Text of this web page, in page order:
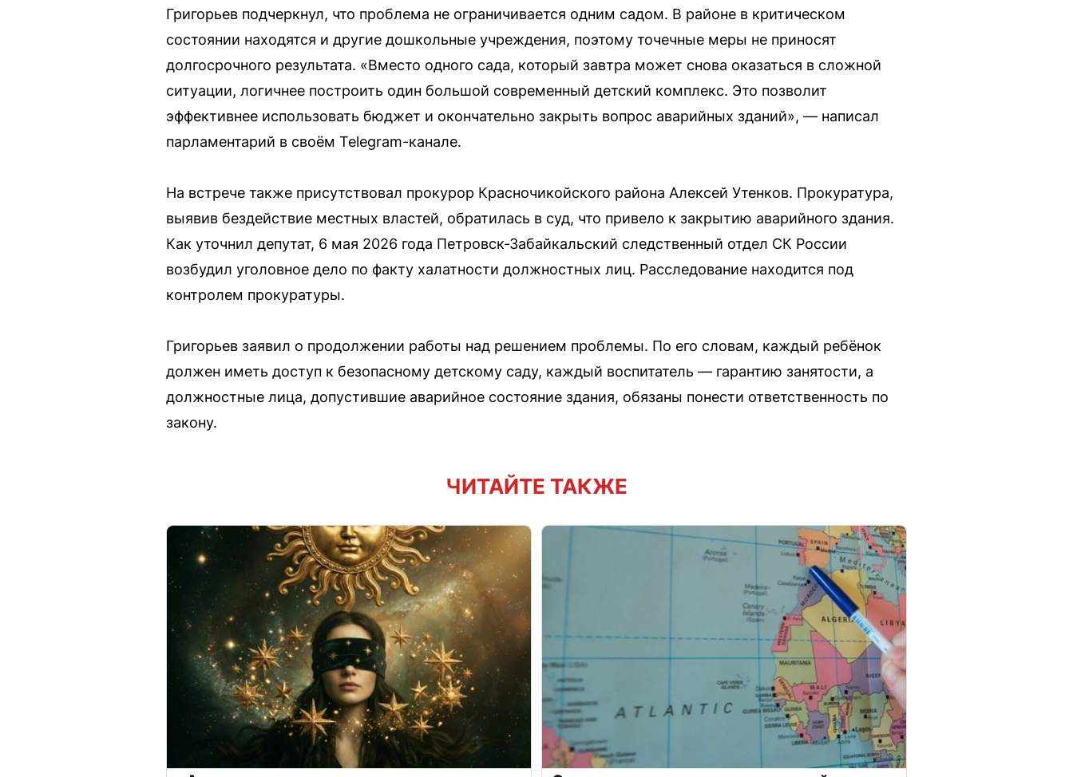
Григорьев подчеркнул, что проблема не ограничивается одним садом. В районе в критическом
состоянии находятся и другие дошкольные учреждения, поэтому точечные меры не приносят
долгосрочного результата. «Вместо одного сада, который завтра может снова оказаться в сложной
ситуации, логичнее построить один большой современный детский комплекс. Это позволит
эффективнее использовать бюджет и окончательно закрыть вопрос аварийных зданий», — написал
парламентарий в своём Telegram-канале.
На встрече также присутствовал прокурор Красночикойского района Алексей Утенков. Прокуратура,
выявив бездействие местных властей, обратилась в суд, что привело к закрытию аварийного здания.
Как уточнил депутат, 6 мая 2026 года Петровск-Забайкальский следственный отдел СК России
возбудил уголовное дело по факту халатности должностных лиц. Расследование находится под
контролем прокуратуры.
Григорьев заявил о продолжении работы над решением проблемы. По его словам, каждый ребёнок
должен иметь доступ к безопасному детскому саду, каждый воспитатель — гарантию занятости, а
должностные лица, допустившие аварийное состояние здания, обязаны понести ответственность по
закону.
ЧИТАЙТЕ ТАКЖЕ